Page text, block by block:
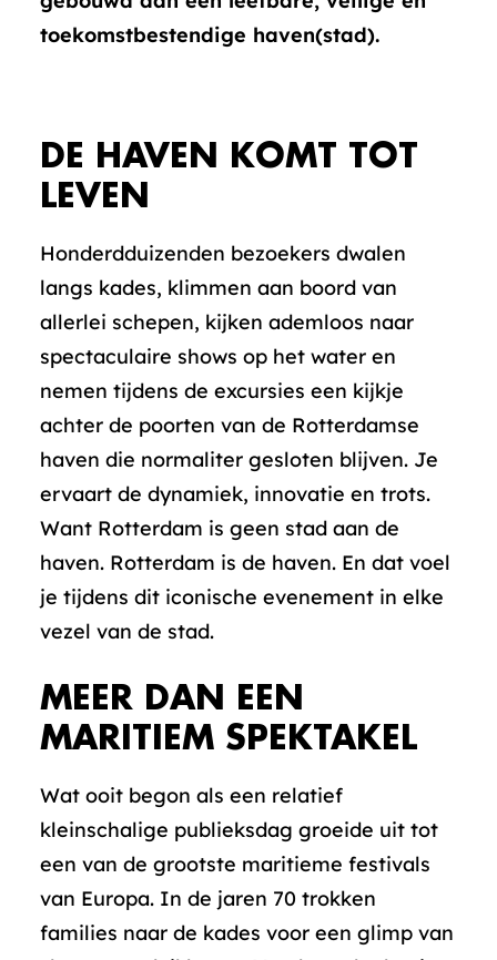
toekomstbestendige haven(stad).
DE HAVEN KOMT TOT
LEVEN
Honderdduizenden bezoekers dwalen
langs kades, klimmen aan boord van
allerlei schepen, kijken ademloos naar
spectaculaire shows op het water en
nemen tijdens de excursies een kijkje
achter de poorten van de Rotterdamse
haven die normaliter gesloten blijven. Je
ervaart de dynamiek, innovatie en trots.
Want Rotterdam is geen stad aan de
haven. Rotterdam is de haven. En dat voel
je tijdens dit iconische evenement in elke
vezel van de stad.
MEER DAN EEN
MARITIEM SPEKTAKEL
Wat ooit begon als een relatief
kleinschalige publieksdag groeide uit tot
een van de grootste maritieme festivals
van Europa. In de jaren 70 trokken
families naar de kades voor een glimp van